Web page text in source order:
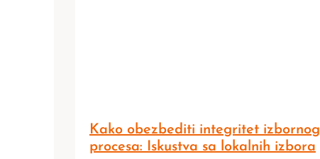
Kako obezbediti integritet izbornog
procesa: Iskustva sa lokalnih izbora